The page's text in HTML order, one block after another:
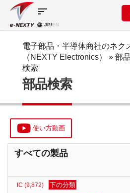
テゴリ
IC
ディスク
リート
受動部品
機構部品
水晶部品
機能部品
品
能
レベルダ
ム作成
複数型名
をまとめ
て探す
類似品検
索
カー一覧
ク図
ック図
sort
JP/EN
電子部品・半導体商社のネク
（NEXTY Electronics）
» 部
検索
部品検索
使い方動画
すべての製品
IC (9,872) 下の分類